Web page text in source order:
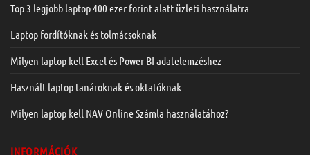
Top 3 legjobb laptop 400 ezer forint alatt üzleti használatra
Laptop fordítóknak és tolmácsoknak
Milyen laptop kell Excel és Power BI adatelemzéshez
Használt laptop tanároknak és oktatóknak
Milyen laptop kell NAV Online Számla használatához?
INFORMÁCIÓK